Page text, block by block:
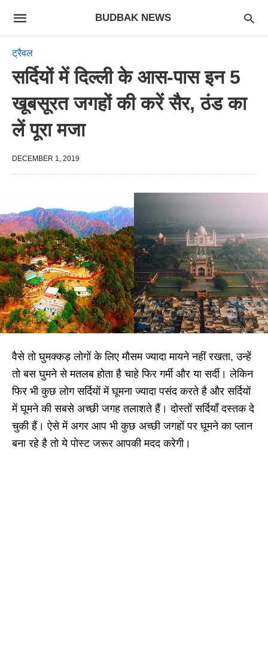
BUDBAK NEWS
ट्रैवल
सर्दियों में दिल्ली के आस-पास इन 5
खूबसूरत जगहों की करें सैर, ठंड का
लें पूरा मजा
DECEMBER 1, 2019
वैसे तो घुमक्कड़ लोगों के लिए मौसम ज्यादा मायने नहीं रखता, उन्हें
तो बस घुमने से मतलब होता है चाहे फिर गर्मी और या सर्दी। लेकिन
फिर भी कुछ लोग सर्दियों में घूमना ज्यादा पसंद करते है और सर्दियों
में घूमने की सबसे अच्छी जगह तलाशते हैं। दोस्तों सर्दियाँ दस्तक दे
चुकी हैं। ऐसे में अगर आप भी कुछ अच्छी जगहों पर घूमने का प्लान
बना रहे है तो ये पोस्ट जरूर आपकी मदद करेगी।